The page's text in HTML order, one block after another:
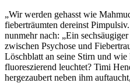
„Wir werden gehasst wie
fieberträumten dereinst
nunmehr nach: „Ein
zwischen Psychose und
Löschblatt an seine Stirn und wie
fluoreszierend leuchtet? Timi
hergezaubert neben ihm